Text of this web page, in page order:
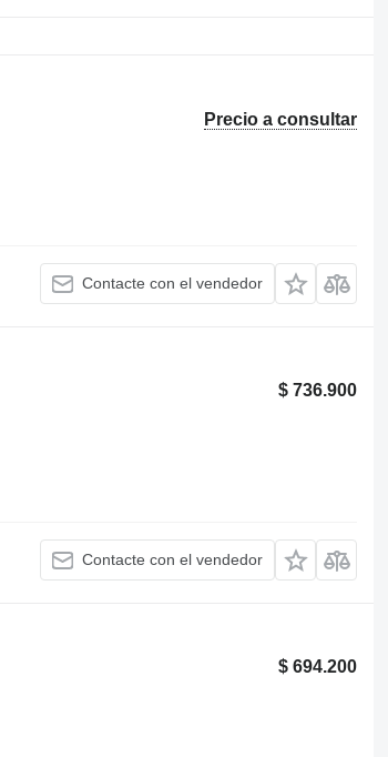
Precio a consultar
Contacte con el vendedor
$ 736.900
Contacte con el vendedor
$ 694.200